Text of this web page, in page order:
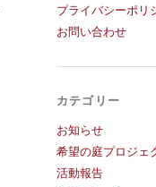
プライバシーポリ
お問い合わせ
カテゴリー
お知らせ
希望の庭プロジェ
活動報告